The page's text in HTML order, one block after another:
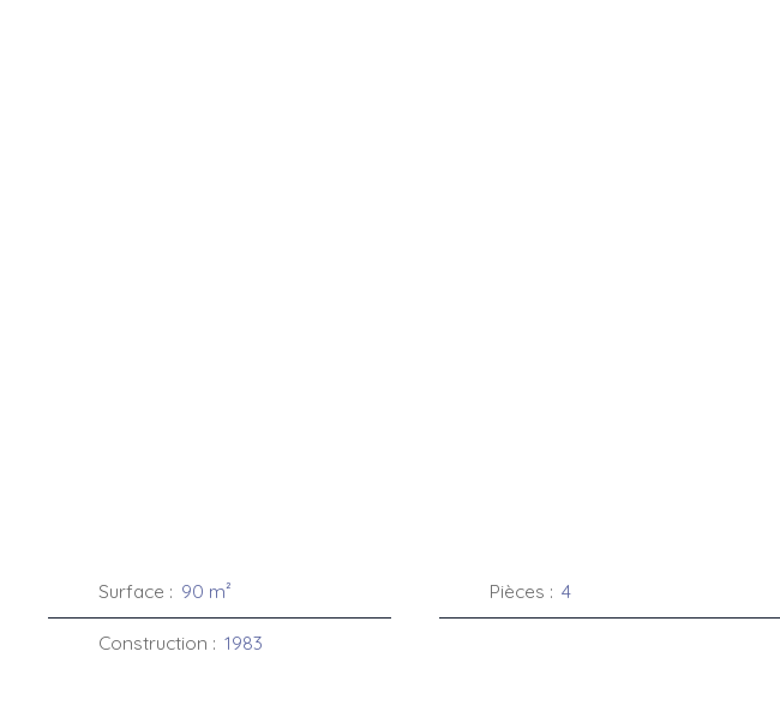
Surface : 90 m² Pièces : 4
Construction : 1983